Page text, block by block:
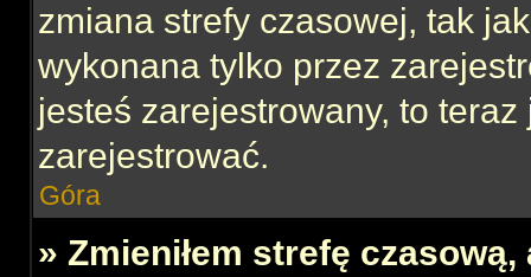
zmiana strefy czasowej, tak
wykonana tylko przez
jesteś zarejestrowany, to
zarejestrować.
Góra
» Zmieniłem strefę